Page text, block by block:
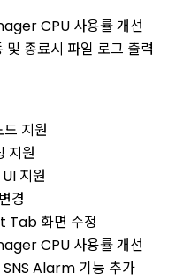
CPU 사용률 개선
종료시 파일 로그 출력
지원
지원
지원
경
화면 수정
CPU 사용률 개선
Alarm 기능 추가